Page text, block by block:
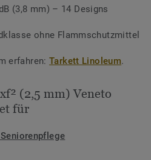
(3,8 mm) – 14 Designs
ohne Flammschutzmittel
erfahren:Tarkett Linoleum.
(2,5 mm) Veneto
für